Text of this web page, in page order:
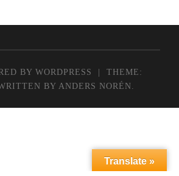
BY WORDPRESS
THEME:
BYANDERS NORÉN.
Translate »